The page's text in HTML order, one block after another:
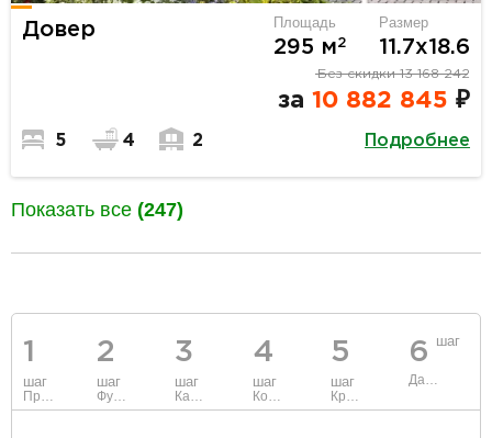
Довер Площадь
295 м2
Размер
11.7х18.6
Без скидки13 168 242
за 10 882 845 ₽
5 4 2 Подробнее
Показать все (247)
1
шаг
Проект
2
шаг
Фундамент
3
шаг
Каркас и стены
4
шаг
Коммуникации
5
шаг
Крыша
6 шаг
Данные